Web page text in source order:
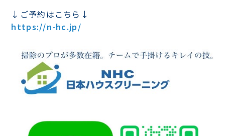
↓ご予約はこちら↓
https://n-hc.jp/